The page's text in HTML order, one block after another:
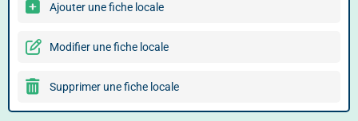
Ajouter une fiche locale
Modifier une fiche locale
Supprimer une fiche locale